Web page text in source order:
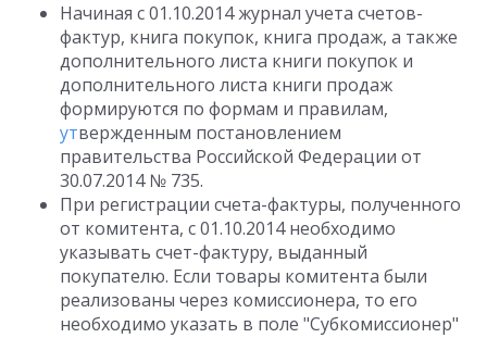
Начиная с 01.10.2014 журнал учета счетов-
фактур, книга покупок, книга продаж, а также
дополнительного листа книги покупок и
дополнительного листа книги продаж
формируются по формам и правилам,
утвержденным постановлением
правительства Российской Федерации от
30.07.2014 № 735.
При регистрации счета-фактуры, полученного
от комитента, с 01.10.2014 необходимо
указывать счет-фактуру, выданный
покупателю. Если товары комитента были
реализованы через комиссионера, то его
необходимо указать в поле "Субкомиссионер"